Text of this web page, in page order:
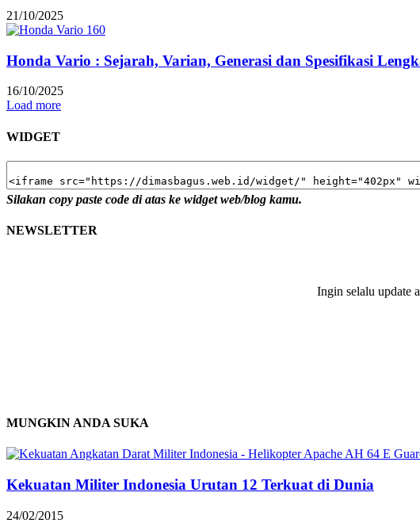
21/10/2025
Honda Vario : Sejarah, Varian, Generasi dan Spesifikasi
16/10/2025
Load more
WIDGET
Silakan copy paste code di atas ke widget web/blog kamu.
NEWSLETTER
Ingin selalu update
MUNGKIN ANDA SUKA
Kekuatan Militer Indonesia Urutan 12 Terkuat di Dunia
24/02/2015